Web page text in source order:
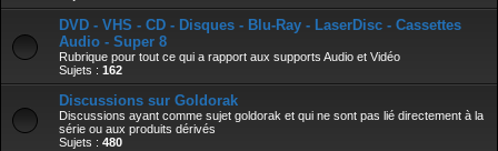
DVD - VHS - CD - Disques - Blu-Ray - LaserDisc - Cassettes
Audio - Super 8
Rubrique pour tout ce qui a rapport aux supports Audio et Vidéo
Sujets : 162
Discussions sur Goldorak
Discussions ayant comme sujet goldorak et qui ne sont pas lié directement à la
série ou aux produits dérivés
Sujets : 480